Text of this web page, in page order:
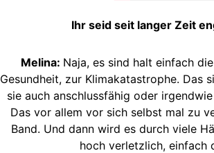
Ihr seid seit langer Zeit
Melina: Naja, es sind halt einfach
Gesundheit, zur Klimakatastrophe. Das
sie auch anschlussfähig oder
Das vor allem vor sich selbst mal zu
Band. Und dann wird es durch viele
hoch verletzlich, einfach